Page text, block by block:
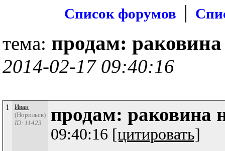
Список форумов |
тема: продам:
2014-02-17 09:40:16
1
Иван
(Норильск)
ID: 11423
продам: раковина
09:40:16 [цитировать]